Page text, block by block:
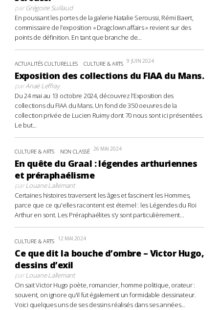
parGrégoire Suillaud
En poussant les portes de la galerie Natalie Seroussi, Rémi Baert,
commissaire de l’exposition « Dragclown affairs » revient sur des
points de définition. En tant que branche de...
ACTUALITÉS CULTURELLES CULTURE & ARTS 9 JUIN 2024
Exposition des collections du FIAA du Mans.
parAnaë Leffray
Du 24 mai au 13 octobre 2024, découvrez l’Exposition des
collections du FIAA du Mans. Un fond de 350 oeuvres de la
collection privée de Lucien Ruimy dont 70 nous sont ici présentées.
Le but...
CULTURE & ARTS NON CLASSÉ 26 MAI 2024
En quête du Graal : légendes arthuriennes
et préraphaélisme
parLouane Lallemant
Certaines histoires traversent les âges et fascinent les Hommes,
parce que ce qu'elles racontent est éternel : les Légendes du Roi
Arthur en sont. Les Préraphaélites s'y sont particulièrement...
CULTURE & ARTS 12 MAI 2024
Ce que dit la bouche d’ombre – Victor Hugo,
dessins d’exil
parLouane Lallemant
On sait Victor Hugo poète, romancier, homme politique, orateur :
souvent, on ignore qu'il fut également un formidable dessinateur.
Voici quelques uns de ses dessins réalisés dans ses années...